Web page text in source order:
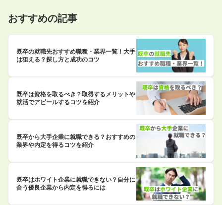
おすすめの記事
既卒の就職先おすすめ職種・業界一覧！大手
は狙える？探し方と成功のコツ
既卒は資格を取るべき？取得するメリットや
就活でアピールするコツを紹介
既卒から大手企業に就職できる？おすすめの
業界や内定を得るコツを紹介
既卒はホワイト企業に就職できない？自分に
合う優良企業から内定を得るには